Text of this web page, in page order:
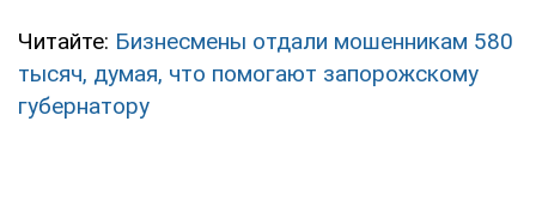
Читайте: Бизнесмены отдали мошенникам 580
тысяч, думая, что помогают запорожскому
губернатору